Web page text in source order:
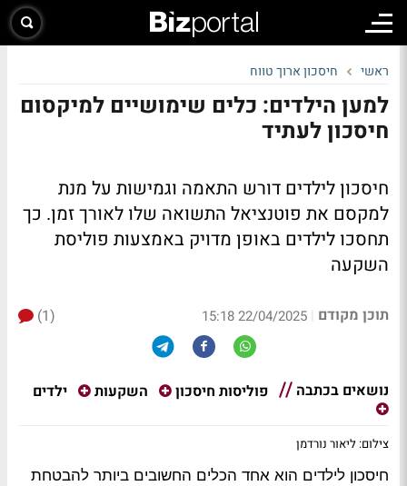
ראשי חיסכון ארוך טווח
למען הילדים: כלים שימושיים למיקסום
חיסכון לעתיד
חיסכון לילדים דורש התאמה וגמישות על מנת
למקסם את פוטנציאל התשואה שלו לאורך זמן. כך
תחסכו לילדים באופן מדויק באמצעות פוליסת
השקעה
תוכן מקודם |
22/04/2025 15:18
(1)
נושאים בכתבה פוליסות חיסכון השקעות ילדים
צילום: ליאור נורדמן
חיסכון לילדים הוא אחד הכלים החשובים ביותר להבטחת